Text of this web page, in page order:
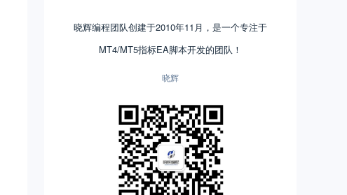
晓辉编程团队创建于2010年11月，是一个专注于
MT4/MT5指标EA脚本开发的团队！
晓辉